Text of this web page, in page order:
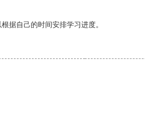
据自己的时间安排学习进度。